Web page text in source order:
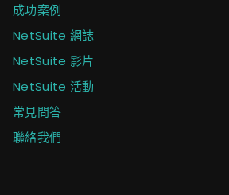
成功案例
NetSuite 網誌
NetSuite 影片
NetSuite 活動
常見問答
聯絡我們